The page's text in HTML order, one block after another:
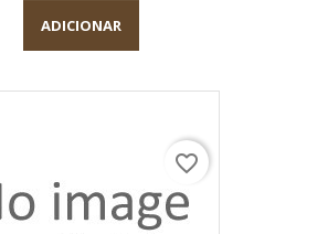
ADICIONAR
favorite_border